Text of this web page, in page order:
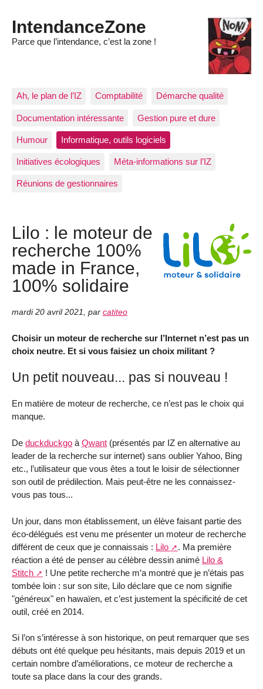
IntendanceZone
Parce que l’intendance, c’est la zone !
Ah, le plan de l’IZ Comptabilité Démarche qualité
Documentation intéressante Gestion pure et dure
Humour Informatique, outils logiciels
Initiatives écologiques Méta-informations sur l’IZ
Réunions de gestionnaires
Lilo : le moteur de
recherche 100%
made in France,
100% solidaire
mardi 20 avril 2021 par catiteo
Choisir un moteur de recherche sur l’Internet n’est pas un
choix neutre. Et si vous faisiez un choix militant ?
Un petit nouveau... pas si nouveau !
En matière de moteur de recherche, ce n’est pas le choix qui
manque.
De duckduckgo à Qwant (présentés par IZ en alternative au
leader de la recherche sur internet) sans oublier Yahoo, Bing
etc., l’utilisateur que vous êtes a tout le loisir de sélectionner
son outil de prédilection. Mais peut-être ne les connaissez-
vous pas tous...
Un jour, dans mon établissement, un élève faisant partie des
éco-délégués est venu me présenter un moteur de recherche
différent de ceux que je connaissais : Lilo
. Ma première
réaction a été de penser au célèbre dessin animé Lilo &
Stitch
! Une petite recherche m’a montré que je n’étais pas
tombée loin : sur son site, Lilo déclare que ce nom signifie
"généreux" en hawaïen, et c’est justement la spécificité de cet
outil, créé en 2014.
Si l’on s’intéresse à son historique, on peut remarquer que ses
débuts ont été quelque peu hésitants, mais depuis 2019 et un
certain nombre d’améliorations, ce moteur de recherche a
toute sa place dans la cour des grands.